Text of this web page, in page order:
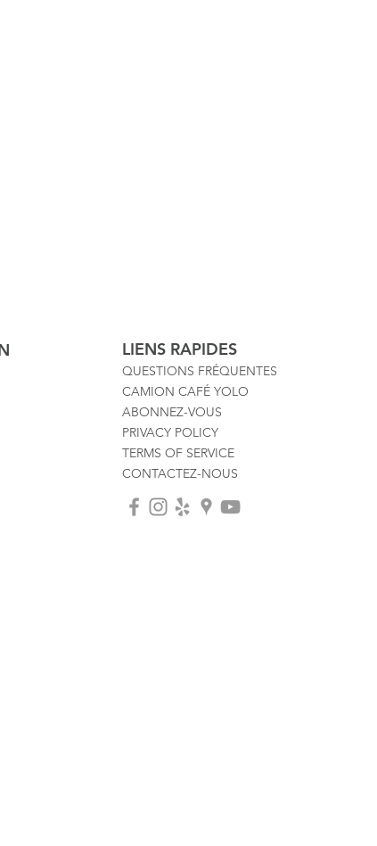
LIENS RAPIDES
QUESTIONS FRÉQUENTES
CAMION CAFÉ YOLO
ABONNEZ-VOUS
PRIVACY POLICY
TERMS OF SERVICE
CONTACTEZ-NOUS